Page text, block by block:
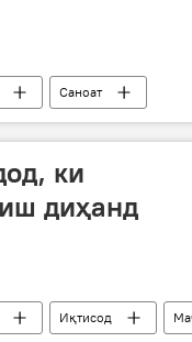
Саноат
ки
диҳанд
Иқтисод